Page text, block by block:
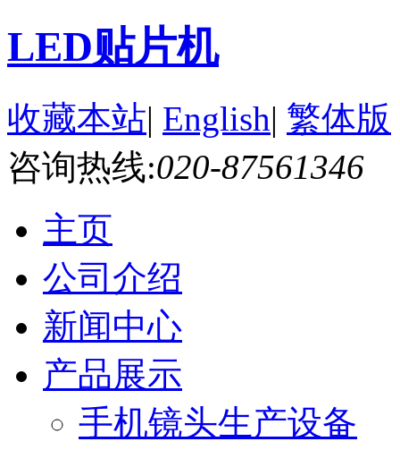
LED贴片机
收藏本站| English| 繁体版
咨询热线:020-87561346
主页
公司介绍
新闻中心
产品展示
手机镜头生产设备